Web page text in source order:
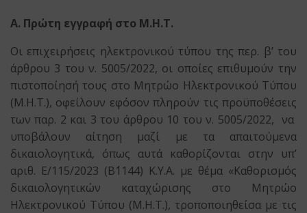
Α. Πρώτη εγγραφή στο Μ.Η.Τ.
Οι επιχειρήσεις ηλεκτρονικού τύπου της περ. β’ του
άρθρου 3 του ν. 5005/2022, οι οποίες επιθυμούν την
πιστοποίησή τους στο Μητρώο Ηλεκτρονικού Τύπου
(Μ.Η.Τ.), οφείλουν εφόσον πληρούν τις προϋποθέσεις
των παρ. 2 και 3 του άρθρου 10 του ν. 5005/2022, να
υποβάλουν αίτηση μαζί με τα απαιτούμενα
δικαιολογητικά, όπως αυτά καθορίζονται στην υπ’
αριθ. Ε/115/2023 (Β΄1144) Κ.Υ.Α. με θέμα «Καθορισμός
δικαιολογητικών καταχώρισης στο Μητρώο
Ηλεκτρονικού Τύπου (Μ.Η.Τ.), τροποποιηθείσα με τις